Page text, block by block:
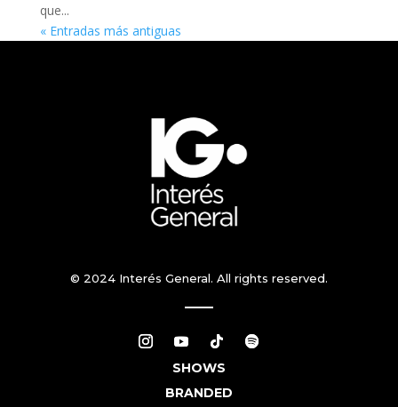
que...
« Entradas más antiguas
© 2024 Interés General. All rights reserved.
SHOWS
BRANDED